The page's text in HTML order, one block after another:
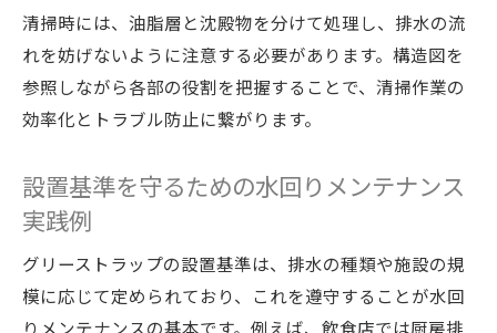
容量ごとのグリーストラップ清掃頻度の目
安
専門業者に依頼するメリットと水回り管理
グリーストラップ清掃費用と水回りメンテ
グリストラップ容量計算による費用見積も
りのコツ
水回りメンテナンスでコストを抑える比較
清掃時には、油脂層と沈殿物を分けて処理し、排水の流
れを妨げないように注意する必要があります。構造図を
参照しながら各部の役割を把握することで、清掃作業の
効率化とトラブル防止に繋がります。
設置基準を守るための水回りメンテナンス
実践例
グリーストラップの設置基準は、排水の種類や施設の規
模に応じて定められており、これを遵守することが水回
りメンテナンスの基本です。例えば、飲食店では厨房排